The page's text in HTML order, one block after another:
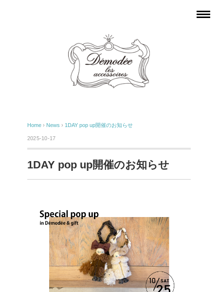
Home › News › 1DAY pop up開催のお知らせ
2025-10-17
1DAY pop up開催のお知らせ